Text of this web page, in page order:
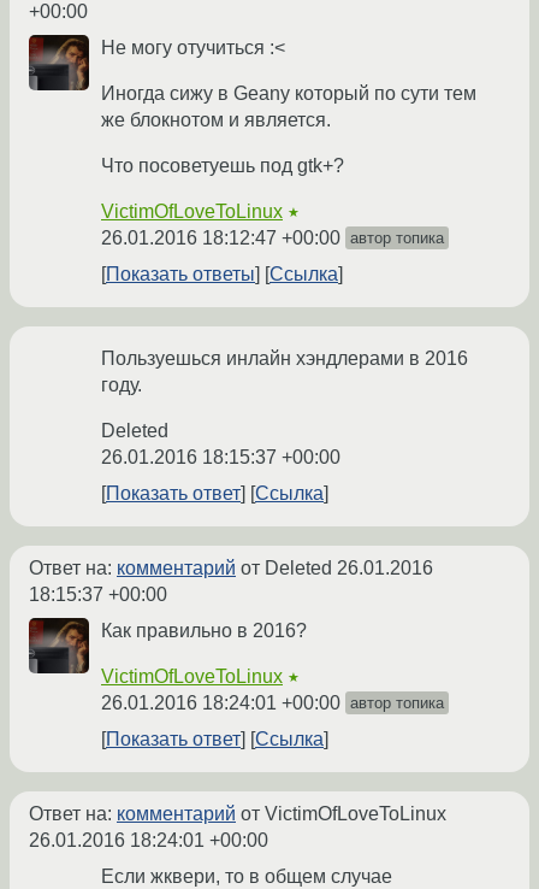
+00:00
Не могу отучиться :<
Иногда сижу в Geany который по сути тем
же блокнотом и является.
Что посоветуешь под gtk+?
VictimOfLoveToLinux ★
26.01.2016 18:12:47 +00:00 автор топика
Показать ответы Ссылка
Пользуешься инлайн хэндлерами в 2016
году.
Deleted
26.01.2016 18:15:37 +00:00
Показать ответ
Ссылка
Ответ на: комментарий от Deleted 26.01.2016
18:15:37 +00:00
Как правильно в 2016?
VictimOfLoveToLinux ★
26.01.2016 18:24:01 +00:00 автор топика
Показать ответ Ссылка
Ответ на: комментарий от VictimOfLoveToLinux
26.01.2016 18:24:01 +00:00
Если жквери, то в общем случае